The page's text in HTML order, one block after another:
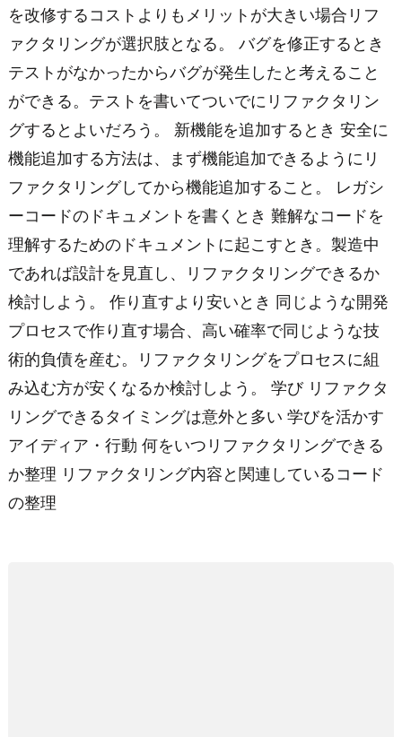
を改修するコストよりもメリットが大きい場合リフ
ァクタリングが選択肢となる。 バグを修正するとき
テストがなかったからバグが発生したと考えること
ができる。テストを書いてついでにリファクタリン
グするとよいだろう。 新機能を追加するとき 安全に
機能追加する方法は、まず機能追加できるようにリ
ファクタリングしてから機能追加すること。 レガシ
ーコードのドキュメントを書くとき 難解なコードを
理解するためのドキュメントに起こすとき。製造中
であれば設計を見直し、リファクタリングできるか
検討しよう。 作り直すより安いとき 同じような開発
プロセスで作り直す場合、高い確率で同じような技
術的負債を産む。リファクタリングをプロセスに組
み込む方が安くなるか検討しよう。 学び リファクタ
リングできるタイミングは意外と多い 学びを活かす
アイディア・行動 何をいつリファクタリングできる
か整理 リファクタリング内容と関連しているコード
の整理